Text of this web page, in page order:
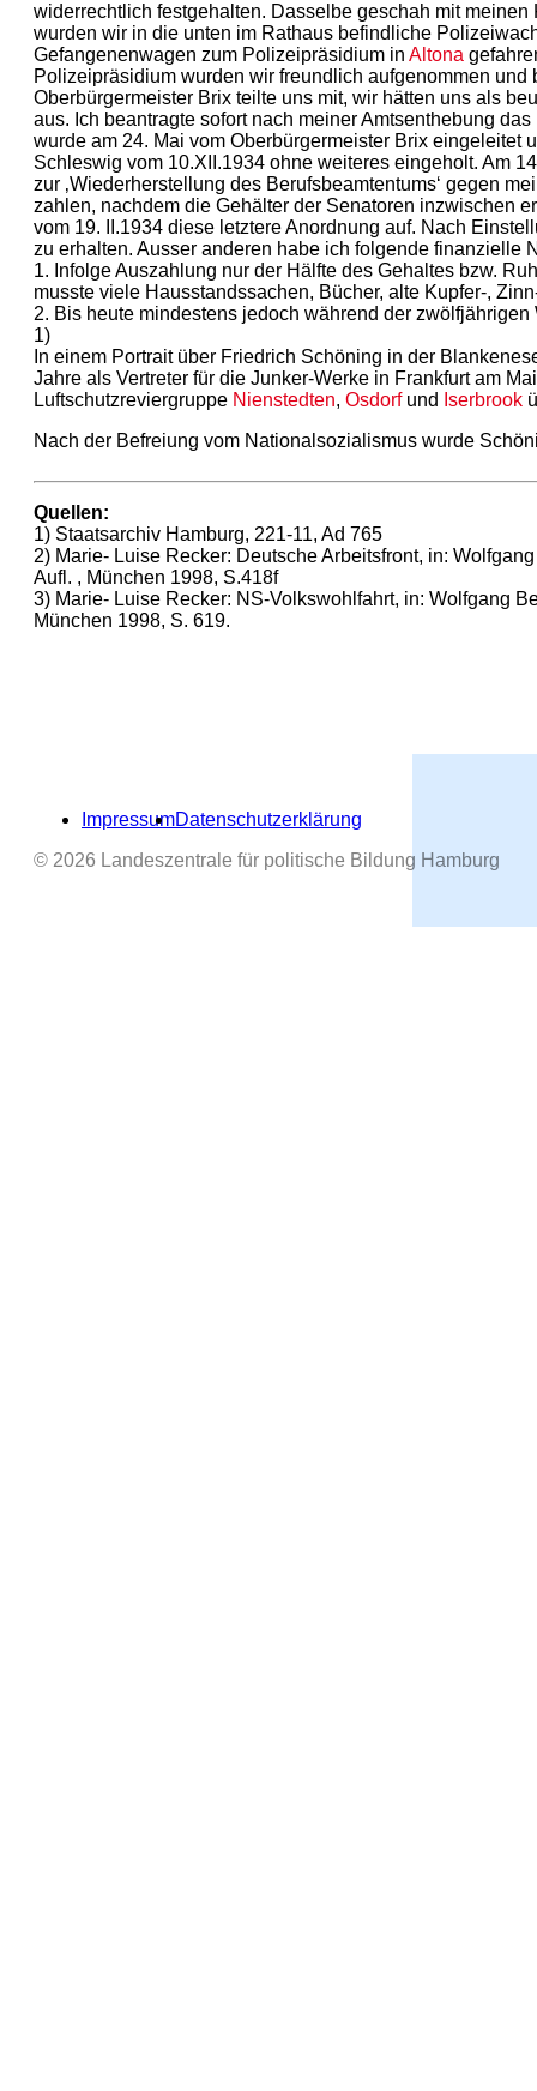
widerrechtlich festgehalten. Dasselbe geschah mit
wurden wir in die unten im Rathaus befindliche
Gefangenenwagen zum Polizeipräsidium in Altona
Polizeipräsidium wurden wir freundlich aufgenommen
Oberbürgermeister Brix teilte uns mit, wir hätten uns als
aus. Ich beantragte sofort nach meiner Amtsenthebung
wurde am 24. Mai vom Oberbürgermeister Brix
Schleswig vom 10.XII.1934 ohne weiteres eingeholt. Am
zur ‚Wiederherstellung des Berufsbeamtentums‘ gegen
zahlen, nachdem die Gehälter der Senatoren inzwischen
vom 19. II.1934 diese letztere Anordnung auf. Nach
zu erhalten. Ausser anderen habe ich folgende finanzielle
1. Infolge Auszahlung nur der Hälfte des Gehaltes bzw.
musste viele Hausstandssachen, Bücher, alte Kupfer-,
2. Bis heute mindestens jedoch während der
1)
In einem Portrait über Friedrich Schöning in der
Jahre als Vertreter für die Junker-Werke in Frankfurt am
Luftschutzreviergruppe Nienstedten, Osdorfund Iserbrook
Nach der Befreiung vom Nationalsozialismus wurde
Quellen:
1) Staatsarchiv Hamburg, 221-11, Ad 765
2) Marie- Luise Recker: Deutsche Arbeitsfront, in:
Aufl. , München 1998, S.418f
3) Marie- Luise Recker: NS-Volkswohlfahrt, in: Wolfgang
München 1998, S. 619.
ImpressumDatenschutzerklärung
© 2026 Landeszentrale für politische Bildung Hamburg